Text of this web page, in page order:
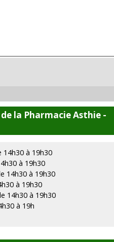
la Pharmacie Asthie -
14h30 à 19h30
à 19h30
14h30 à 19h30
à 19h30
14h30 à 19h30
à 19h